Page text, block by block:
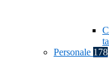
Personale 178